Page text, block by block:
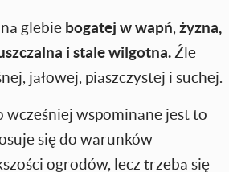
glebie bogatej w wapń, żyzna,
i stale wilgotna. Źle
jałowej, piaszczystej i suchej.
wcześniej wspominane jest to
się do warunków
ogrodów, lecz trzeba się